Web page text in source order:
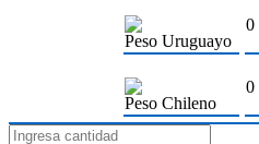
Peso Uruguayo
0
Peso Chileno
0